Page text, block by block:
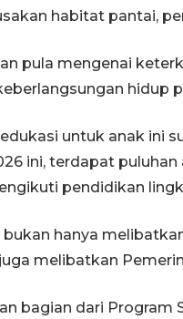
habitat pantai,
pula mengenai
hidup
untuk anak ini
ini, terdapat
pendidikan
bukan hanya
melibatkan
bagian dari Program